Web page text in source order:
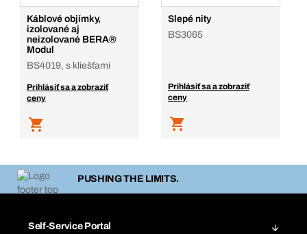
Káblové objímky,
izolované aj
neizolované BERA®
Modul
BS4019, s kliešťami
Prihlásiť sa a zobraziť
ceny
Slepé nity
BS3065
Prihlásiť sa a zobraziť
ceny
PUSHING THE LIMITS.
Self-Service Portal